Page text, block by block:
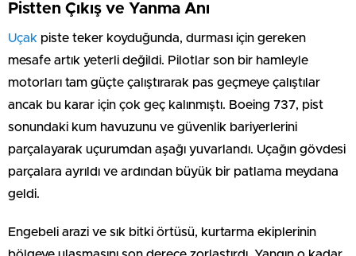
Pistten Çıkış ve Yanma Anı
Uçak piste teker koyduğunda, durması için gereken
mesafe artık yeterli değildi. Pilotlar son bir hamleyle
motorları tam güçte çalıştırarak pas geçmeye çalıştılar
ancak bu karar için çok geç kalınmıştı. Boeing 737, pist
sonundaki kum havuzunu ve güvenlik bariyerlerini
parçalayarak uçurumdan aşağı yuvarlandı. Uçağın gövdesi
parçalara ayrıldı ve ardından büyük bir patlama meydana
geldi.
Engebeli arazi ve sık bitki örtüsü, kurtarma ekiplerinin